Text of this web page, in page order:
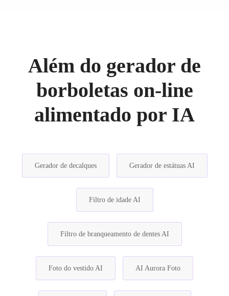
Além do gerador de
borboletas on-line
alimentado por IA
Gerador de decalques Gerador de estátuas AI
Filtro de idade AI
Filtro de branqueamento de dentes AI
Foto do vestido AI AI Aurora Foto